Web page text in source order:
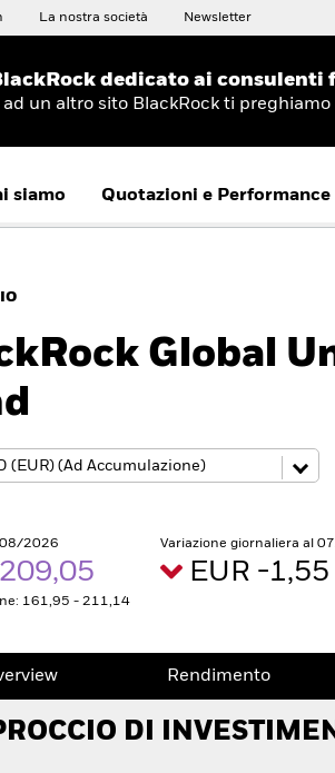
La nostra società Newsletter
dedicato ai consulenti
un altro sito BlackRock ti
siamo Quotazioni e Performance
Global
08/2026
161,95 - 211,14
Variazione giornaliera al
EUR -
Rendimento
DI